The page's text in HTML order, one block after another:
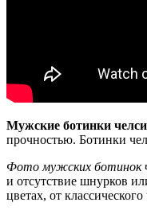
Мужские ботинки челси
прочностью. Ботинки
Фото мужских ботинок
и отсутствие шнурков
цветах, от